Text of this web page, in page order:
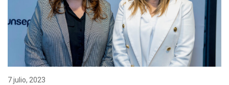
7 julio, 2023